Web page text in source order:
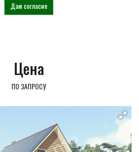
Даю согласие
из оцилиндрованного
Цена
ПО ЗАПРОСУ